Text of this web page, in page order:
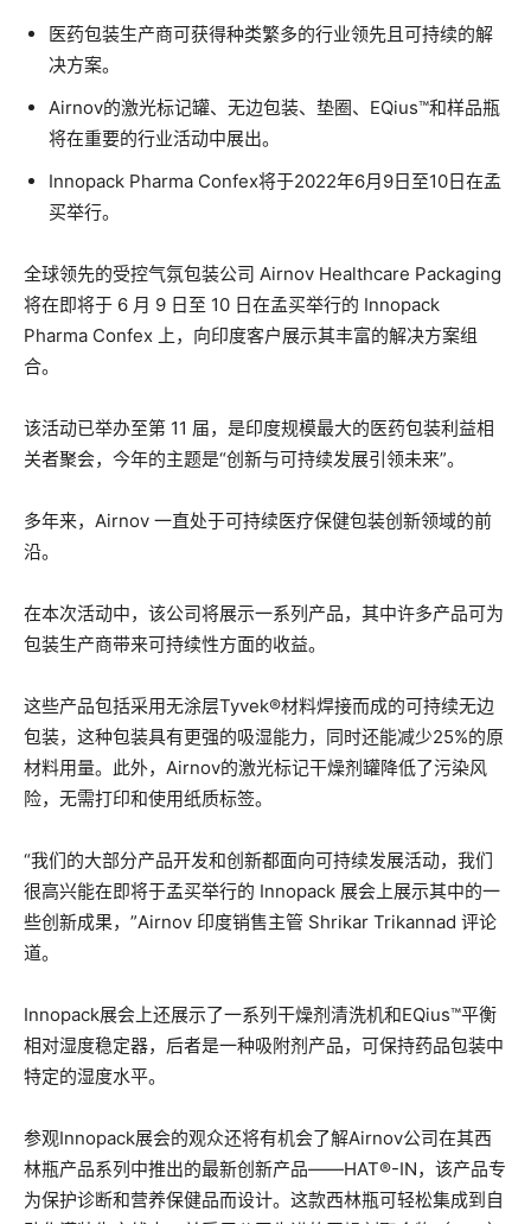
医药包装生产商可获得种类繁多的行业领先且可持续的解
决方案。
Airnov的激光标记罐、无边包装、垫圈、EQius™和样品瓶
将在重要的行业活动中展出。
Innopack Pharma Confex将于2022年6月9日至10日在孟
买举行。
全球领先的受控气氛包装公司 Airnov Healthcare Packaging
将在即将于 6 月 9 日至 10 日在孟买举行的 Innopack
Pharma Confex 上，向印度客户展示其丰富的解决方案组
合。
该活动已举办至第 11 届，是印度规模最大的医药包装利益相
关者聚会，今年的主题是“创新与可持续发展引领未来”。
多年来，Airnov 一直处于可持续医疗保健包装创新领域的前
沿。
在本次活动中，该公司将展示一系列产品，其中许多产品可为
包装生产商带来可持续性方面的收益。
这些产品包括采用无涂层Tyvek®材料焊接而成的可持续无边
包装，这种包装具有更强的吸湿能力，同时还能减少25%的原
材料用量。此外，Airnov的激光标记干燥剂罐降低了污染风
险，无需打印和使用纸质标签。
“我们的大部分产品开发和创新都面向可持续发展活动，我们
很高兴能在即将于孟买举行的 Innopack 展会上展示其中的一
些创新成果，”Airnov 印度销售主管 Shrikar Trikannad 评论
道。
Innopack展会上还展示了一系列干燥剂清洗机和EQius™平衡
相对湿度稳定器，后者是一种吸附剂产品，可保持药品包装中
特定的湿度水平。
参观Innopack展会的观众还将有机会了解Airnov公司在其西
林瓶产品系列中推出的最新创新产品——HAT®-IN，该产品专
为保护诊断和营养保健品而设计。这款西林瓶可轻松集成到自